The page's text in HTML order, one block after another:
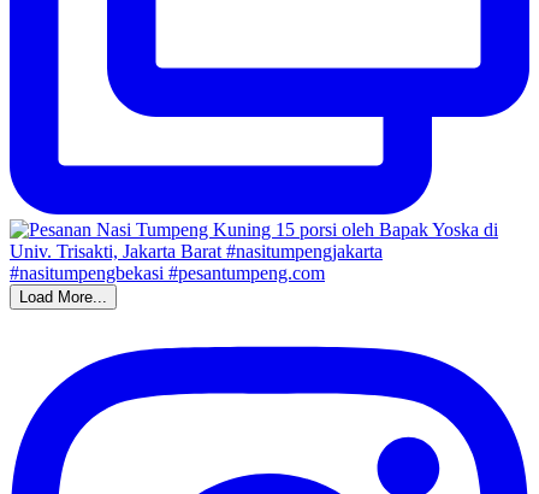
Load More...